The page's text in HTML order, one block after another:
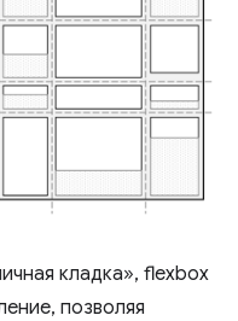
кладка», flexbox
позволяя